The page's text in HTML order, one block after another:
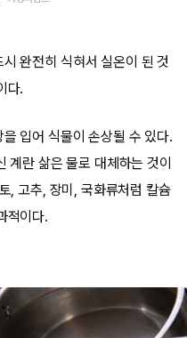
완전히 식혀서 실온이 된 것
다.
입어 식물이 손상될 수 있다.
계란 삶은 물로 대체하는 것이
, 고추, 장미, 국화류처럼 칼슘
적이다.